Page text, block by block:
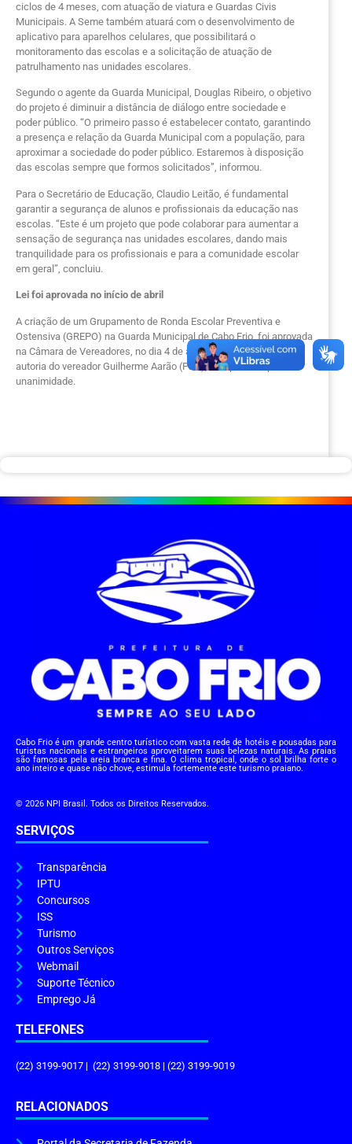
ciclos de 4 meses, com atuação de viatura e Guardas Civis
Municipais. A Seme também atuará com o desenvolvimento de
aplicativo para aparelhos celulares, que possibilitará o
monitoramento das escolas e a solicitação de atuação de
patrulhamento nas unidades escolares.
Segundo o agente da Guarda Municipal, Douglas Ribeiro, o objetivo
do projeto é diminuir a distância de diálogo entre sociedade e
poder público. “O primeiro passo é estabelecer contato, garantindo
a presença e relação da Guarda Municipal com a população, para
aproximar a sociedade do poder público. Estaremos à disposição
das escolas sempre que formos solicitados”, informou.
Para o Secretário de Educação, Claudio Leitão, é fundamental
garantir a segurança de alunos e profissionais da educação nas
escolas. “Este é um projeto que pode colaborar para aumentar a
sensação de segurança nas unidades escolares, dando mais
tranquilidade para os profissionais e para a comunidade escolar
em geral”, concluiu.
Lei foi aprovada no início de abril
A criação de um Grupamento de Ronda Escolar Preventiva e
Ostensiva (GREPO) na Guarda Municipal de Cabo Frio, foi aprovada
na Câmara de Vereadores, no dia 4 de abril. O Projeto de Lei, de
autoria do vereador Guilherme Aarão (PPS), foi aprovado por
unanimidade.
Cabo Frio é um grande centro turístico com vasta rede de hotéis e pousadas para
turistas nacionais e estrangeiros aproveitarem suas belezas naturais. As praias
são famosas pela areia branca e fina. O clima tropical, onde o sol brilha forte o
ano inteiro e quase não chove, estimula fortemente este turismo praiano.
© 2026 NPI Brasil. Todos os Direitos Reservados.
SERVIÇOS
Transparência
IPTU
Concursos
ISS
Turismo
Outros Serviços
Webmail
Suporte Técnico
Emprego Já
TELEFONES
(22) 3199-9017 | (22) 3199-9018 | (22) 3199-9019
RELACIONADOS